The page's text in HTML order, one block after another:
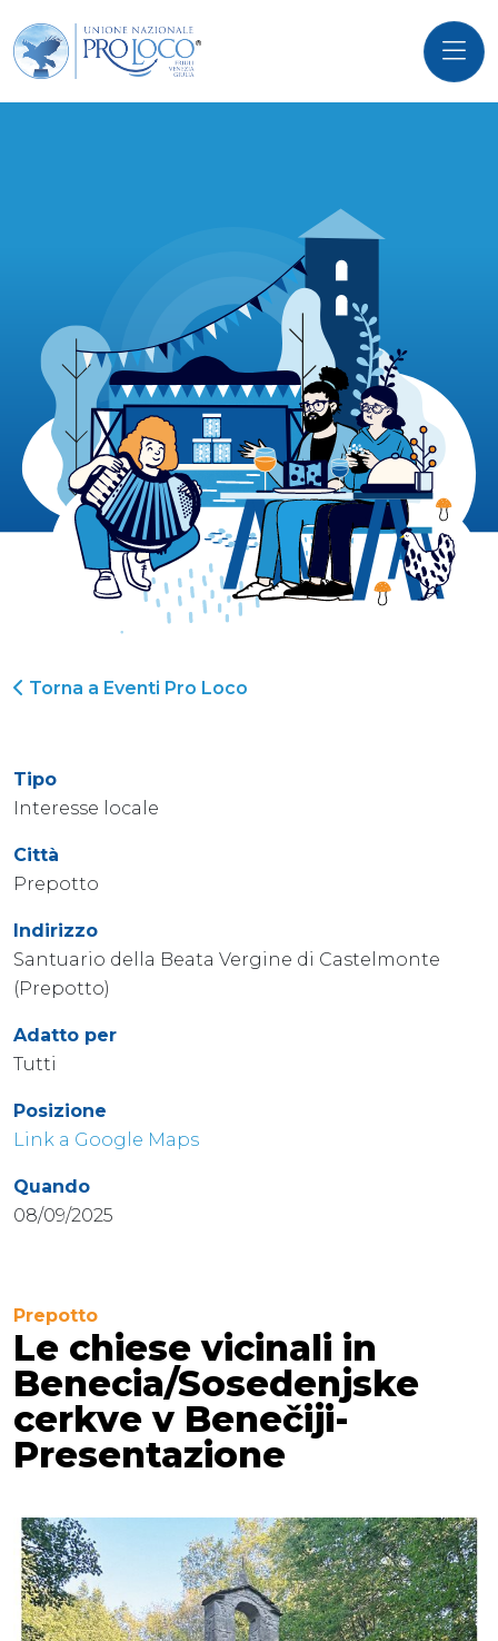
Torna a Eventi Pro Loco
Tipo
Interesse locale
Città
Prepotto
Indirizzo
Santuario della Beata Vergine di Castelmonte
(Prepotto)
Adatto per
Tutti
Posizione
Link a Google Maps
Quando
08/09/2025
Prepotto
Le chiese vicinali in
Benecia/Sosedenjske
cerkve v Benečiji-
Presentazione